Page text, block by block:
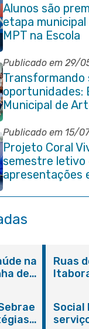
Alunos são
etapa
MPT na Escola
Publicado em 29/
Transformando
oportunidades:
Municipal de
Itaboraí
história
Publicado em 15/
Projeto Coral
semestre letivo
apresentações
preservação
Itaboraí
na
de
Ruas
Social